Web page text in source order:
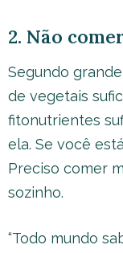
2. Não
Segundo
de vegetais
fitonutrientes
ela. Se você
Preciso comer
sozinho.
“Todo mundo